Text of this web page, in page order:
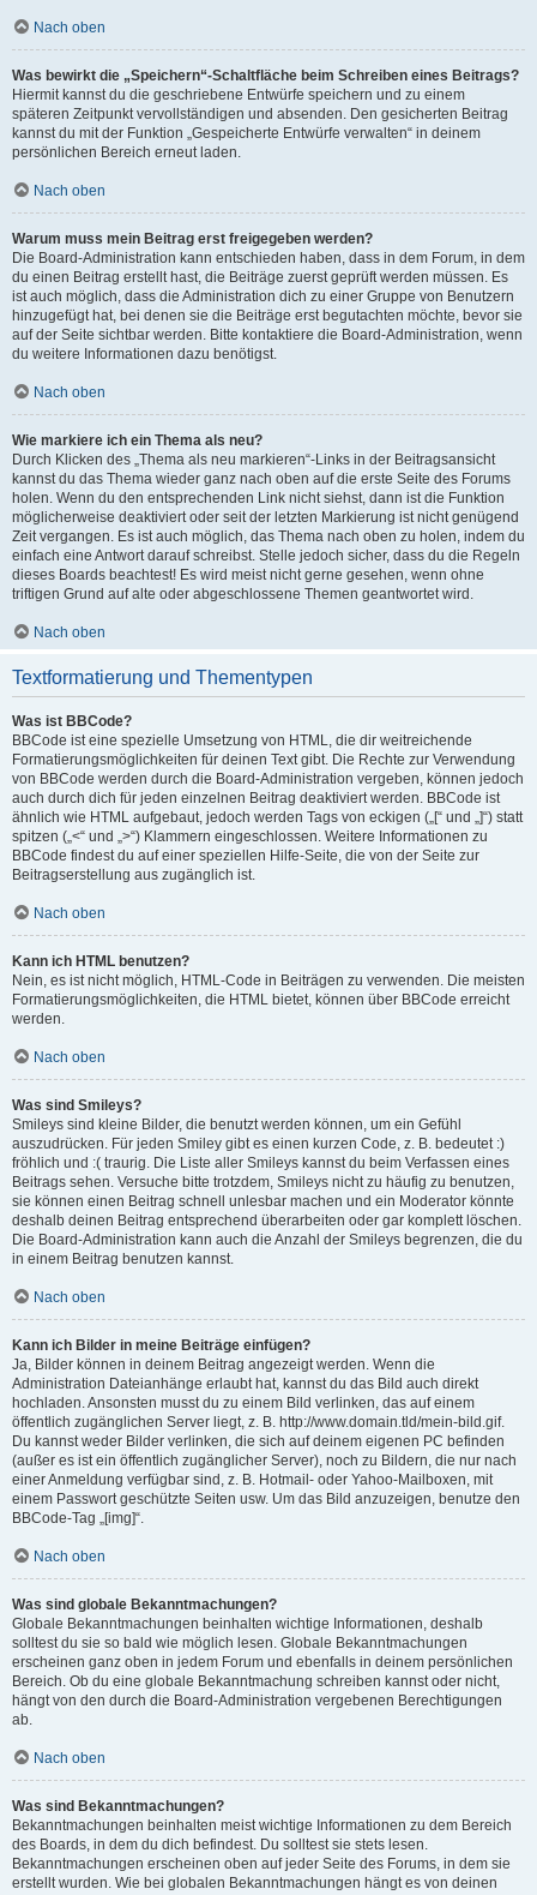
Nach oben
Was bewirkt die „Speichern“-Schaltfläche beim Schreiben eines Beitrags?
Hiermit kannst du die geschriebene Entwürfe speichern und zu einem
späteren Zeitpunkt vervollständigen und absenden. Den gesicherten Beitrag
kannst du mit der Funktion „Gespeicherte Entwürfe verwalten“ in deinem
persönlichen Bereich erneut laden.
Nach oben
Warum muss mein Beitrag erst freigegeben werden?
Die Board-Administration kann entschieden haben, dass in dem Forum, in dem
du einen Beitrag erstellt hast, die Beiträge zuerst geprüft werden müssen. Es
ist auch möglich, dass die Administration dich zu einer Gruppe von Benutzern
hinzugefügt hat, bei denen sie die Beiträge erst begutachten möchte, bevor sie
auf der Seite sichtbar werden. Bitte kontaktiere die Board-Administration, wenn
du weitere Informationen dazu benötigst.
Nach oben
Wie markiere ich ein Thema als neu?
Durch Klicken des „Thema als neu markieren“-Links in der Beitragsansicht
kannst du das Thema wieder ganz nach oben auf die erste Seite des Forums
holen. Wenn du den entsprechenden Link nicht siehst, dann ist die Funktion
möglicherweise deaktiviert oder seit der letzten Markierung ist nicht genügend
Zeit vergangen. Es ist auch möglich, das Thema nach oben zu holen, indem du
einfach eine Antwort darauf schreibst. Stelle jedoch sicher, dass du die Regeln
dieses Boards beachtest! Es wird meist nicht gerne gesehen, wenn ohne
triftigen Grund auf alte oder abgeschlossene Themen geantwortet wird.
Nach oben
Textformatierung und Thementypen
Was ist BBCode?
BBCode ist eine spezielle Umsetzung von HTML, die dir weitreichende
Formatierungsmöglichkeiten für deinen Text gibt. Die Rechte zur Verwendung
von BBCode werden durch die Board-Administration vergeben, können jedoch
auch durch dich für jeden einzelnen Beitrag deaktiviert werden. BBCode ist
ähnlich wie HTML aufgebaut, jedoch werden Tags von eckigen („[“ und „]“) statt
spitzen („<“ und „>“) Klammern eingeschlossen. Weitere Informationen zu
BBCode findest du auf einer speziellen Hilfe-Seite, die von der Seite zur
Beitragserstellung aus zugänglich ist.
Nach oben
Kann ich HTML benutzen?
Nein, es ist nicht möglich, HTML-Code in Beiträgen zu verwenden. Die meisten
Formatierungsmöglichkeiten, die HTML bietet, können über BBCode erreicht
werden.
Nach oben
Was sind Smileys?
Smileys sind kleine Bilder, die benutzt werden können, um ein Gefühl
auszudrücken. Für jeden Smiley gibt es einen kurzen Code, z. B. bedeutet :)
fröhlich und :( traurig. Die Liste aller Smileys kannst du beim Verfassen eines
Beitrags sehen. Versuche bitte trotzdem, Smileys nicht zu häufig zu benutzen,
sie können einen Beitrag schnell unlesbar machen und ein Moderator könnte
deshalb deinen Beitrag entsprechend überarbeiten oder gar komplett löschen.
Die Board-Administration kann auch die Anzahl der Smileys begrenzen, die du
in einem Beitrag benutzen kannst.
Nach oben
Kann ich Bilder in meine Beiträge einfügen?
Ja, Bilder können in deinem Beitrag angezeigt werden. Wenn die
Administration Dateianhänge erlaubt hat, kannst du das Bild auch direkt
hochladen. Ansonsten musst du zu einem Bild verlinken, das auf einem
öffentlich zugänglichen Server liegt, z. B. http://www.domain.tld/mein-bild.gif.
Du kannst weder Bilder verlinken, die sich auf deinem eigenen PC befinden
(außer es ist ein öffentlich zugänglicher Server), noch zu Bildern, die nur nach
einer Anmeldung verfügbar sind, z. B. Hotmail- oder Yahoo-Mailboxen, mit
einem Passwort geschützte Seiten usw. Um das Bild anzuzeigen, benutze den
BBCode-Tag „[img]“.
Nach oben
Was sind globale Bekanntmachungen?
Globale Bekanntmachungen beinhalten wichtige Informationen, deshalb
solltest du sie so bald wie möglich lesen. Globale Bekanntmachungen
erscheinen ganz oben in jedem Forum und ebenfalls in deinem persönlichen
Bereich. Ob du eine globale Bekanntmachung schreiben kannst oder nicht,
hängt von den durch die Board-Administration vergebenen Berechtigungen
ab.
Nach oben
Was sind Bekanntmachungen?
Bekanntmachungen beinhalten meist wichtige Informationen zu dem Bereich
des Boards, in dem du dich befindest. Du solltest sie stets lesen.
Bekanntmachungen erscheinen oben auf jeder Seite des Forums, in dem sie
erstellt wurden. Wie bei globalen Bekanntmachungen hängt es von deinen